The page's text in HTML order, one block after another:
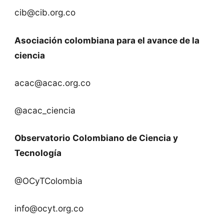
cib@cib.org.co
Asociación colombiana para el avance de la
ciencia
acac@acac.org.co
@acac_ciencia
Observatorio Colombiano de Ciencia y
Tecnología
@OCyTColombia
info@ocyt.org.co